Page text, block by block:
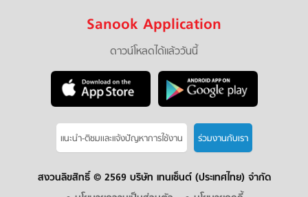
Sanook Application
ดาวน์โหลดได้แล้ววันนี้
แนะนำ-ติชมเเละแจ้งปัญหาการใช้งาน ร่วมงานกับเรา
สงวนลิขสิทธิ์ © 2569 บริษัท เทนเซ็นต์ (ประเทศไทย) จำกัด